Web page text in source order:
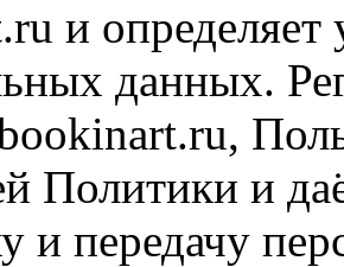
и определяет
данных.
Политики и
и передачу